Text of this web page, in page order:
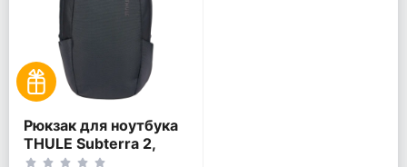
Рюкзак для ноутбука
THULE Subterra 2,
15.6", Dark Slate